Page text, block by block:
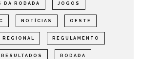
DA RODADA JOGOS
NOTÍCIAS OESTE
REGIONAL REGULAMENTO
RESULTADOS RODADA